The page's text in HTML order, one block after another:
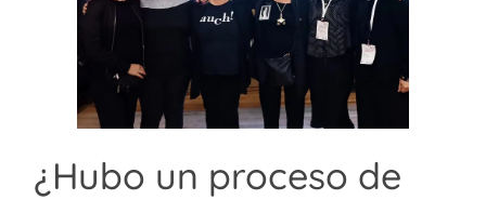
¿Hubo un proceso de